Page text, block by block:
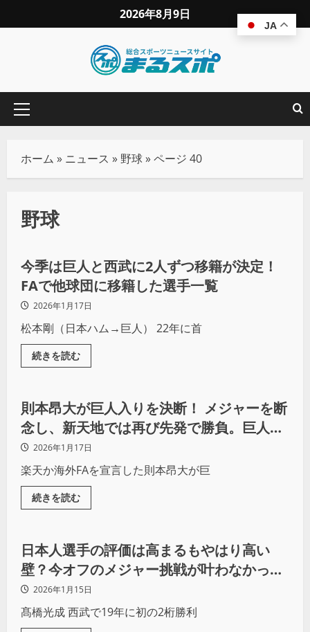
2026年8月9日
ホーム » ニュース » 野球»ページ 40
野球
野球
今季は巨人と西武に2人ずつ移籍が決定！
FAで他球団に移籍した選手一覧
2026年1月17日
松本剛（日本ハム→巨人） 22年に首
続きを読む
野球
則本昂大が巨人入りを決断！ メジャーを断
念し、新天地では再び先発で勝負。巨人は
FA2人目の補強となり“駒不足”の解消へ
2026年1月17日
楽天か海外FAを宣言した則本昂大が巨
続きを読む
野球
日本人選手の評価は高まるもやはり高い
壁？今オフのメジャー挑戦が叶わなかった
主な選手たち
2026年1月15日
髙橋光成 西武で19年に初の2桁勝利
JA